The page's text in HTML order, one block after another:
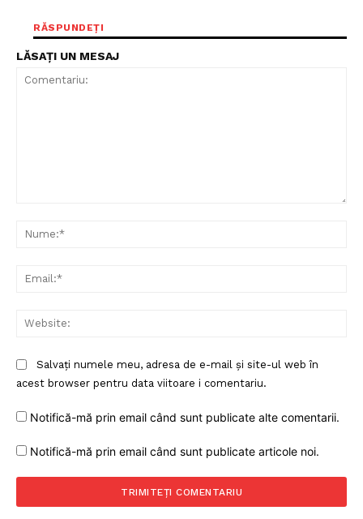
Despre noi / Echipa
Proiecte editoriale
Contact
RĂSPUNDEȚI
LĂSAȚI UN MESAJ
Salvați numele meu, adresa de e-mail și site-ul web în
acest browser pentru data viitoare i comentariu.
Notifică-mă prin email când sunt publicate alte comentarii.
Notifică-mă prin email când sunt publicate articole noi.